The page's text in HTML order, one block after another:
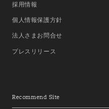
採用情報
個人情報保護方針
法人さまお問合せ
プレスリリース
Recommend Site